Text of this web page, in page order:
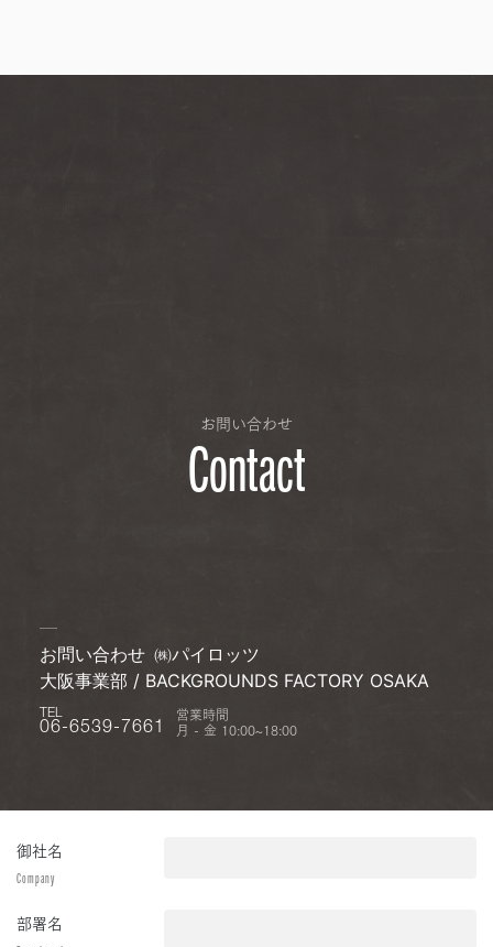
お問い合わせ
Contact
お問い合わせ ㈱パイロッツ
大阪事業部 / BACKGROUNDS FACTORY OSAKA
TEL
06-6539-7661
営業時間
月 - 金 10:00~18:00
御社名
Company
部署名